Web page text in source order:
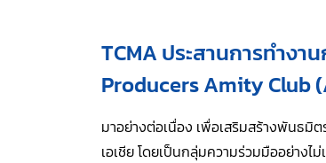
TCMA ประสานการทำงา
Producers Amity Club
มาอย่างต่อเนื่อง เพื่อเสริมสร้างพันธมิ
เอเชีย โดยเป็นกลุ่มความร่วมมืออย่างไ